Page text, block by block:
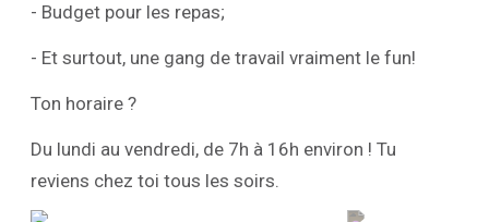
- Budget pour les repas;
- Et surtout, une gang de travail vraiment le fun!
Ton horaire ?
Du lundi au vendredi, de 7h à 16h environ ! Tu
reviens chez toi tous les soirs.